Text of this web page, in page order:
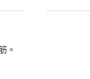
。